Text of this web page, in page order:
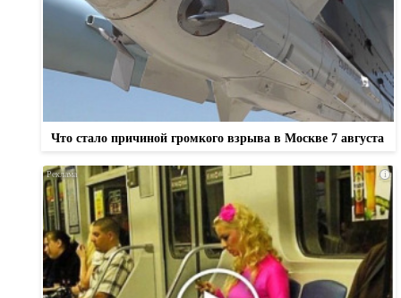
Что стало причиной громкого взрыва в Москве 7 августа
i